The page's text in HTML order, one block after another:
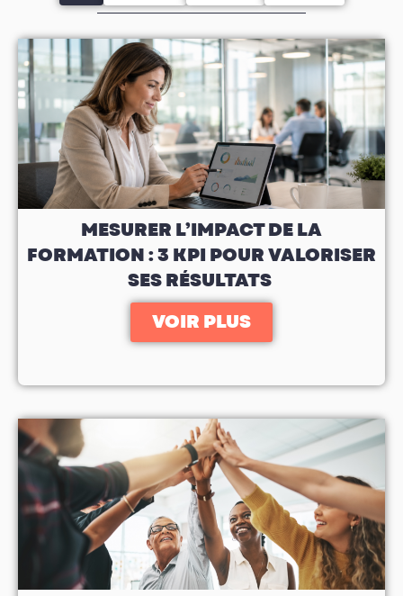
MESURER L’IMPACT DE LA
FORMATION : 3 KPI POUR VALORISER
SES RÉSULTATS
VOIR PLUS